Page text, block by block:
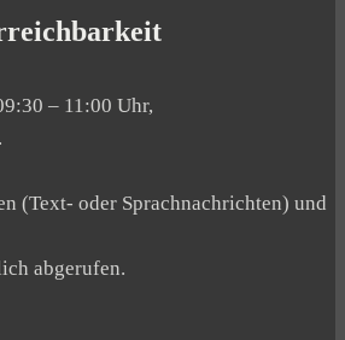
– 11:00 Uhr,
(Text- oder Sprachnachrichten) und
abgerufen.